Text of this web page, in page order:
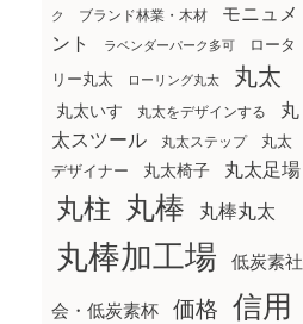
ク ブランド林業・木材
モニュメ
ント
ラベンダーパーク多可
ロータ
リー丸太
ローリング丸太 丸太
丸太いす 丸太をデザインする
丸
太スツール
丸太ステップ
丸太
デザイナー
丸太椅子 丸太足場
丸柱 丸棒 丸棒丸太
丸棒加工場 低炭素社
会・低炭素杯 価格
信用